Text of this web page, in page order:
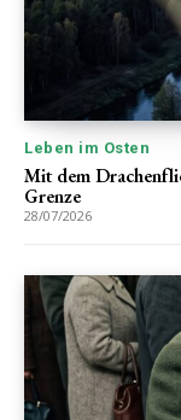
Leben im Osten
Mit dem
Grenze
28/07/2026